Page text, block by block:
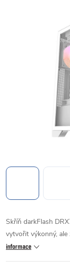
Skříň darkFlash
vytvořit výkonný,
informace